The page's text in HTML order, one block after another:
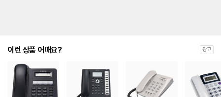
이런 상품 어때요? 광고